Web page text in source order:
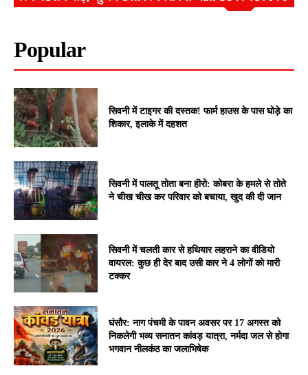
Popular
सिवनी में टाइगर की दस्तक! फार्म हाउस के पास घोड़े का
शिकार, इलाके में दहशत
सिवनी में पालतू तोता बना हीरो: कोबरा के हमले से तोते
ने चीख चीख कर परिवार को बचाया, खुद की दी जान
सिवनी में चलती कार से हथियार लहराने का वीडियो
वायरल: कुछ ही देर बाद उसी कार ने 4 लोगों को मारी
टक्कर
घंसौर: नाग पंचमी के पावन अवसर पर 17 अगस्त को
निकलेगी भव्य सनातन कांवड़ यात्रा, नर्मदा जल से होगा
भगवान नीलकंठ का जलाभिषेक